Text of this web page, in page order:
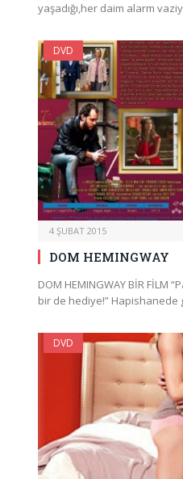
yaşadığı,her daim alarm
DVD
4 ŞUBAT 2015
DOM HEMINGWAY
DOM HEMINGWAY BİR FİLM
bir de hediye!” Hapishanede
DVD